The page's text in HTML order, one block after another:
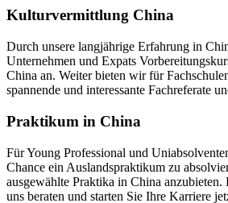
Kulturvermittlung China
Durch unsere langjährige Erfahrung in
Unternehmen und Expats
China an. Weiter bieten wir für
spannende und interessante Fachreferate
Praktikum in China
Für Young Professional und
Chance ein Auslandspraktikum zu
ausgewählte Praktika in China anzubieten.
uns beraten und starten Sie Ihre Karriere